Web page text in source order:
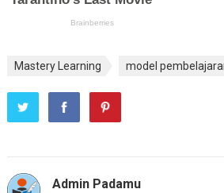
Mastery Learning model
Admin Padamu